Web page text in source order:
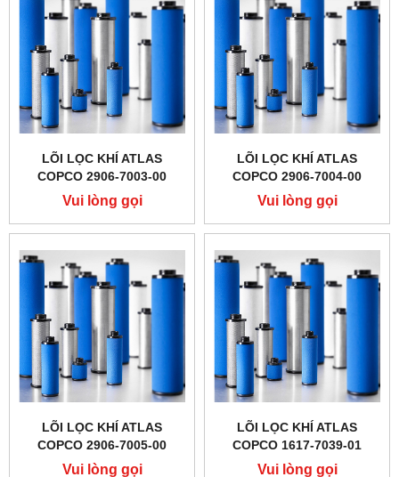
LÕI LỌC KHÍ ATLAS
COPCO 2906-7003-00
Vui lòng gọi
LÕI LỌC KHÍ ATLAS
COPCO 2906-7004-00
Vui lòng gọi
LÕI LỌC KHÍ ATLAS
COPCO 2906-7005-00
Vui lòng gọi
LÕI LỌC KHÍ ATLAS
COPCO 1617-7039-01
Vui lòng gọi